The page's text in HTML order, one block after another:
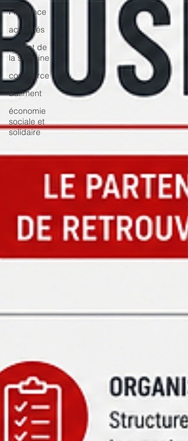
Freelance
actualités
Le mot de
la semaine
commerce
Bâtiment
économie
sociale et
solidaire